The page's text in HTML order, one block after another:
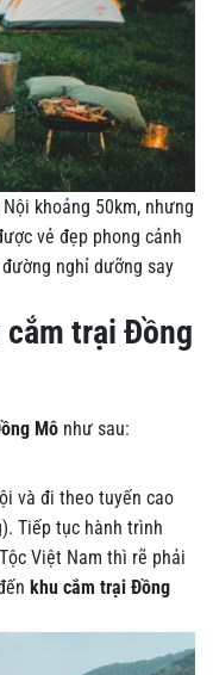
khoảng 50km, nhưng
vẻ đẹp phong cảnh
nghỉ dưỡng say
trại Đồng
Mô như sau:
và đi theo tuyến cao
Tiếp tục hành trình
Việt Nam thì rẽ phải
khu cắm trại Đồng